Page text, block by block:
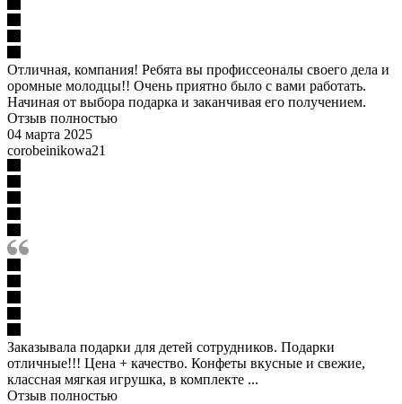
Отличная, компания! Ребята вы профиссеоналы своего дела и
оромные молодцы!! Очень приятно было с вами работать.
Начиная от выбора подарка и заканчивая его получением.
Отзыв полностью
04 марта 2025
corobeinikowa21
Заказывала подарки для детей сотрудников. Подарки
отличные!!! Цена + качество. Конфеты вкусные и свежие,
классная мягкая игрушка, в комплекте ...
Отзыв полностью